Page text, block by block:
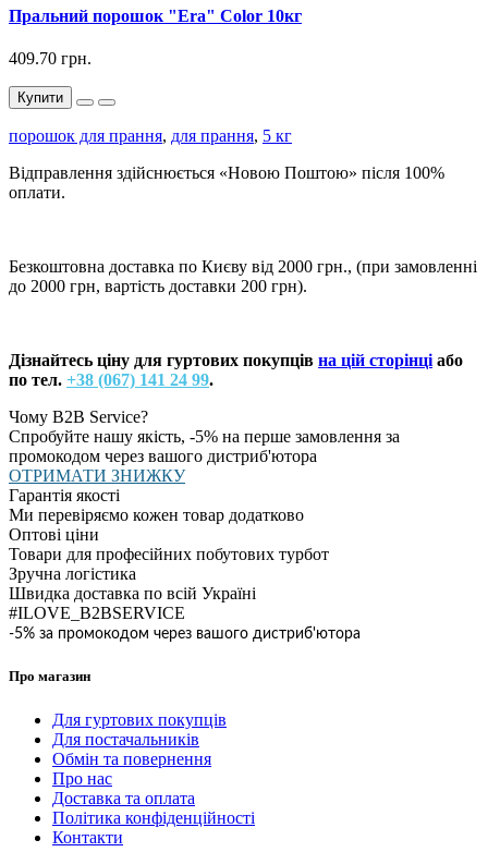
Пральний порошок "Era" Color 10кг
409.70 грн.
Купити
порошок для прання, для прання, 5 кг
Відправлення здійснюється «Новою Поштою» після 100%
оплати.
Безкоштовна доставка по Києву від 2000 грн., (при замовленні
до 2000 грн, вартість доставки 200 грн).
Дізнайтесь ціну для гуртових покупців на цій сторінці або
по тел. +38 (067) 141 24 99.
Чому B2B Service?
Спробуйте нашу якість, -5% на перше замовлення за
промокодом через вашого дистриб'ютора
ОТРИМАТИ ЗНИЖКУ
Гарантія якості
Ми перевіряємо кожен товар додатково
Оптові ціни
Товари для професійних побутових турбот
Зручна логістика
Швидка доставка по всій Україні
#ILOVE_B2BSERVICE
-5% за промокодом через вашого дистриб'ютора
Про магазин
Для гуртових покупців
Для постачальників
Обмін та повернення
Про нас
Доставка та оплата
Політика конфіденційності
Контакти